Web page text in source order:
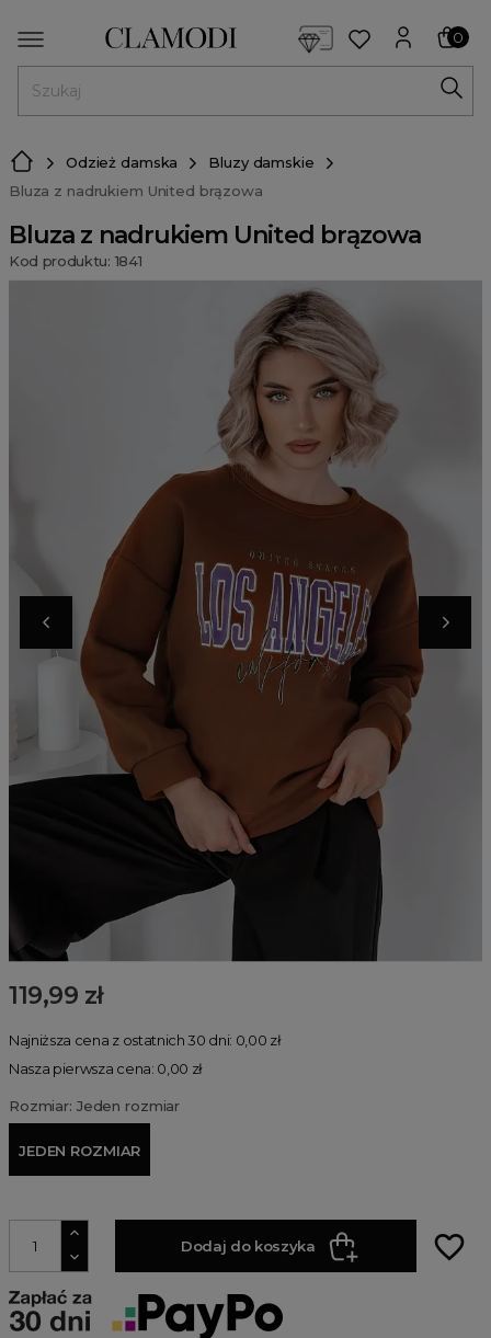
0
Odzież damska
Bluzy damskie
Bluza z nadrukiem United brązowa
Bluza z nadrukiem United brązowa
Kod produktu: 1841
119,99 zł
Najniższa cena z ostatnich 30 dni: 0,00 zł
Nasza pierwsza cena: 0,00 zł
Rozmiar: Jeden rozmiar
JEDEN ROZMIAR
Dodaj do koszyka favorite_border